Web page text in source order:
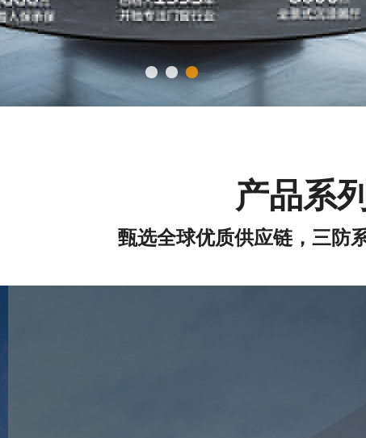
产品系列
甄选全球优质供应链，三防